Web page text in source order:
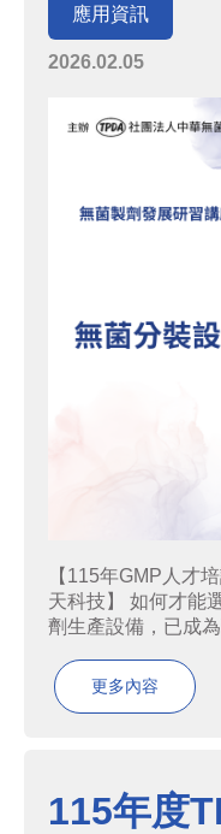
應用資訊
2026.02.05
【115年GMP人才
天科技】 如何才能
劑生產設備，已成
劑的製程在各式製
設計到容器密封完
更多內容
115年度